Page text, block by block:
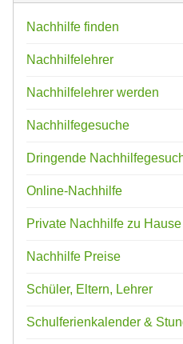
Nachhilfe finden
Nachhilfelehrer
Nachhilfelehrer werden
Nachhilfegesuche
Dringende
Online-Nachhilfe
Private Nachhilfe zu Hause
Nachhilfe Preise
Schüler, Eltern, Lehrer
Schulferienkalender &